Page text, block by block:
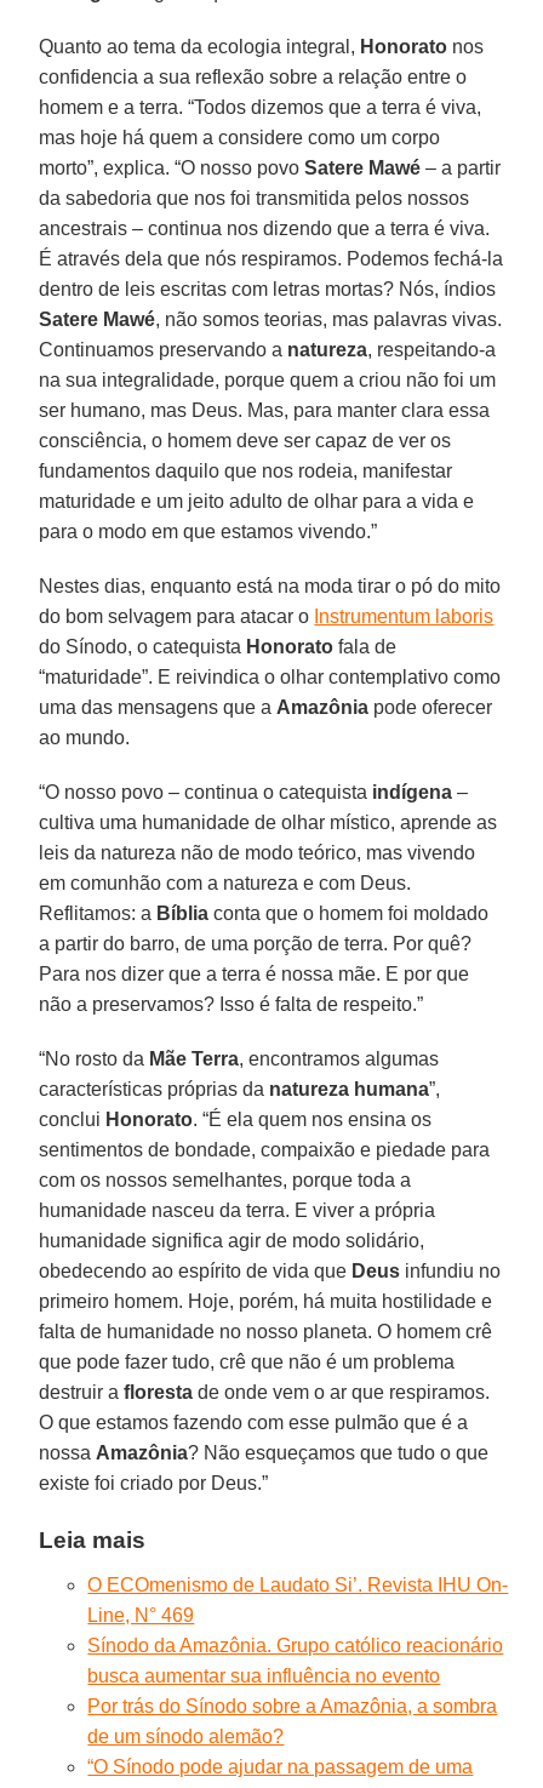
Quanto ao tema da ecologia integral, Honorato nos
confidencia a sua reflexão sobre a relação entre o
homem e a terra. “Todos dizemos que a terra é viva,
mas hoje há quem a considere como um corpo
morto”, explica. “O nosso povoSatere Mawé – a partir
da sabedoria que nos foi transmitida pelos nossos
ancestrais – continua nos dizendo que a terra é viva.
É através dela que nós respiramos. Podemos fechá-la
dentro de leis escritas com letras mortas? Nós, índios
Satere Mawé, não somos teorias, mas palavras vivas.
Continuamos preservando a natureza, respeitando-a
na sua integralidade, porque quem a criou não foi um
ser humano, mas Deus. Mas, para manter clara essa
consciência, o homem deve ser capaz de ver os
fundamentos daquilo que nos rodeia, manifestar
maturidade e um jeito adulto de olhar para a vida e
para o modo em que estamos vivendo.”
Nestes dias, enquanto está na moda tirar o pó do mito
do bom selvagem para atacar o Instrumentum laboris
do Sínodo, o catequista Honorato fala de
“maturidade”. E reivindica o olhar contemplativo como
uma das mensagens que a Amazônia pode oferecer
ao mundo.
“O nosso povo – continua o catequista indígena –
cultiva uma humanidade de olhar místico, aprende as
leis da natureza não de modo teórico, mas vivendo
em comunhão com a natureza e com Deus.
Reflitamos: a Bíblia conta que o homem foi moldado
a partir do barro, de uma porção de terra. Por quê?
Para nos dizer que a terra é nossa mãe. E por que
não a preservamos? Isso é falta de respeito.”
“No rosto da Mãe Terra, encontramos algumas
características próprias da natureza humana”,
conclui Honorato. “É ela quem nos ensina os
sentimentos de bondade, compaixão e piedade para
com os nossos semelhantes, porque toda a
humanidade nasceu da terra. E viver a própria
humanidade significa agir de modo solidário,
obedecendo ao espírito de vida que Deus infundiu no
primeiro homem. Hoje, porém, há muita hostilidade e
falta de humanidade no nosso planeta. O homem crê
que pode fazer tudo, crê que não é um problema
destruir afloresta de onde vem o ar que respiramos.
O que estamos fazendo com esse pulmão que é a
nossa Amazônia? Não esqueçamos que tudo o que
existe foi criado por Deus.”
Leia mais
O ECOmenismo de Laudato Si’. Revista IHU On-
Line, N° 469
Sínodo da Amazônia. Grupo católico reacionário
busca aumentar sua influência no evento
Por trás do Sínodo sobre a Amazônia, a sombra
de um sínodo alemão?
“O Sínodo pode ajudar na passagem de uma